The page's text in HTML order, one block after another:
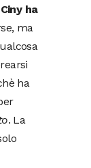
ha
ma
ha
. La